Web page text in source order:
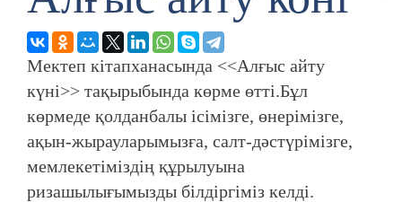
Мектеп кітапханасында <<Алғыс айту
күні>> тақырыбында көрме өтті.Бұл
көрмеде қолданбалы ісімізге, өнерімізге,
ақын-жырауларымызға, салт-дәстүрімізге,
мемлекетіміздің құрылуына
ризашылығымызды білдіргіміз келді.